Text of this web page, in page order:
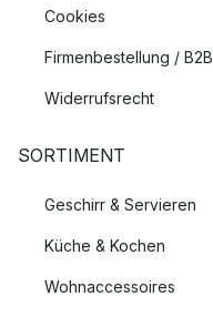
Cookies
Firmenbestellung / B2B
Widerrufsrecht
SORTIMENT
Geschirr & Servieren
Küche & Kochen
Wohnaccessoires